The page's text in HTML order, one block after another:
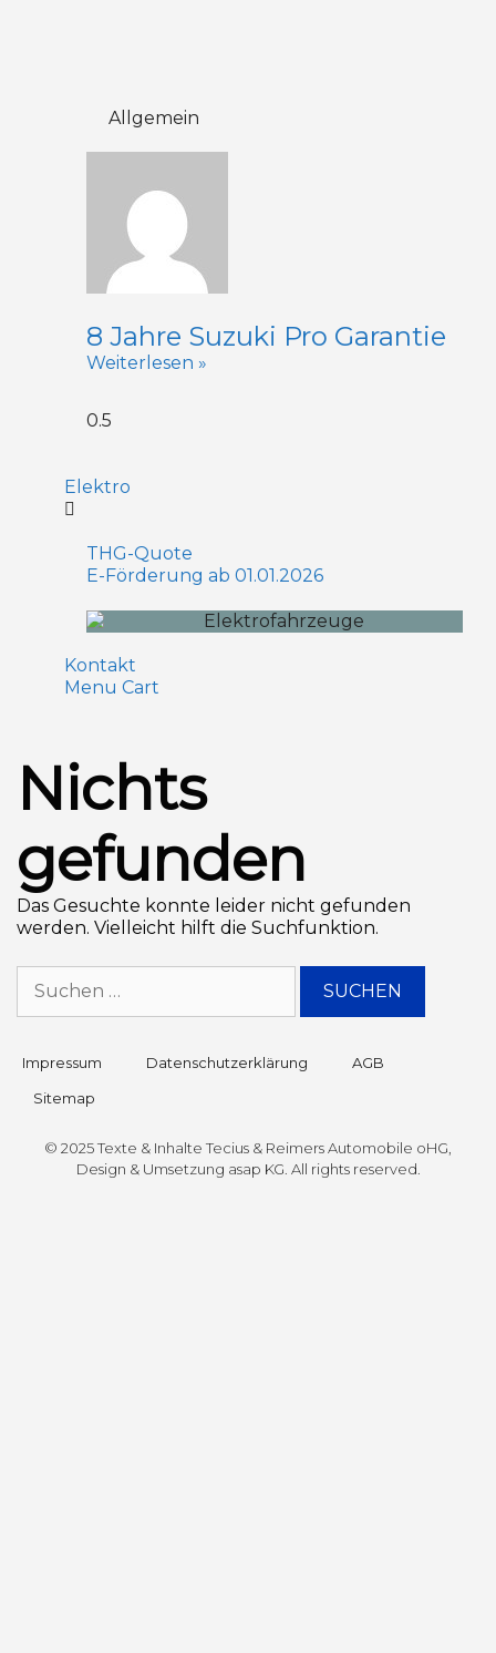
Allgemein
8 Jahre Suzuki Pro Garantie
Weiterlesen »
Elektro
THG-Quote
E-Förderung ab 01.01.2026
Kontakt
Menu Cart
Nichts
gefunden
Das Gesuchte konnte leider nicht gefunden
werden. Vielleicht hilft die Suchfunktion.
Impressum Datenschutz­erklärung
AGB
Sitemap
© 2025 Texte & Inhalte Tecius & Reimers Automobile oHG,
Design & Umsetzung asap KG . All rights reserved.